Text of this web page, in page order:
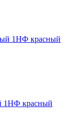
1НФ красный